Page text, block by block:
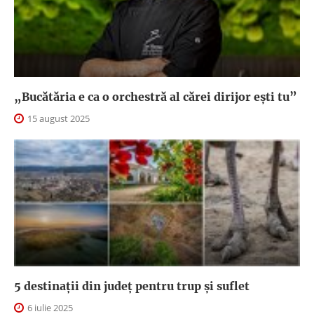
„Bucătăria e ca o orchestră al cărei dirijor ești tu”
15 august 2025
5 destinații din județ pentru trup și suflet
6 iulie 2025